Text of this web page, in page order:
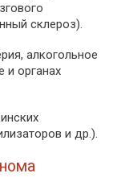
склероз).
алкогольное
и органах
и др.).